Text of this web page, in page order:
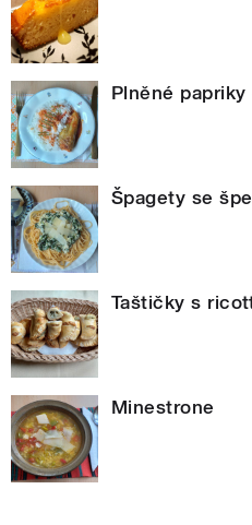
Plněné
Špagety se
Taštičky s
Minestrone